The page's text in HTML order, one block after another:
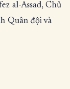
al-Assad, Chủ
Quân đội và